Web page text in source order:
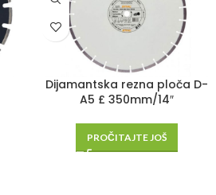
Dijamantska rezna ploča D-
A5 £ 350mm/14″
PROČITAJTE JOŠ